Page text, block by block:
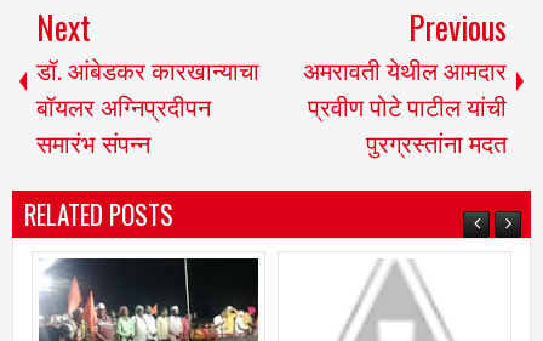
Next
डॉ. आंबेडकर कारखान्याचा
बॉयलर अग्निप्रदीपन
समारंभ संपन्न
Previous
अमरावती येथील आमदार
प्रवीण पोटे पाटील यांची
पुरग्रस्तांना मदत
RELATED POSTS